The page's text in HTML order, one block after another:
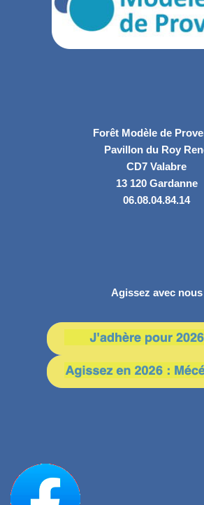
Forêt Modèle de
Pavillon du Roy
CD7 Valabre
13 120 Gardanne
06.08.04.84.14
Agissez avec nous